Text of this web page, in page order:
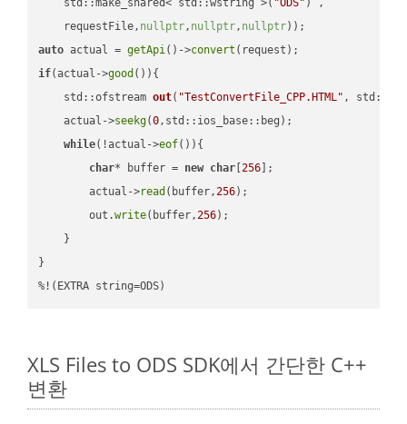
    std::make_shared< std::wstring >(
"ODS" ) ,
    requestFile,
nullptr, nullptr, nullptr))
auto actual = getApi()->convert
if(actual->good ()){
std::ofstream out( "TestConvertFile_CPP.HTML" ,
    actual->
seekg(0,std::ios_base::beg);
while(!actual->eof()){
char* buffer = new char [256 ];
        actual->
read (buffer,256);
        out.
write(buffer,256);
    }
}
%!(EXTRA string=ODS)
XLS Files to ODS SDK에서 간단한 C++
변환